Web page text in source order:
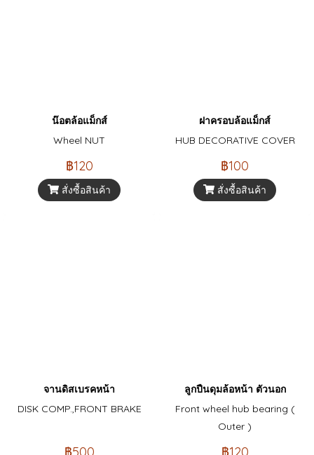
น๊อตล้อแม็กส์
Wheel NUT
฿120
สั่งซื้อสินค้า
ฝาครอบล้อแม็กส์
HUB DECORATIVE COVER
฿100
สั่งซื้อสินค้า
จานดิสเบรคหน้า
DISK COMP.,FRONT BRAKE
฿500
ลูกปืนดุมล้อหน้า ตัวนอก
Front wheel hub bearing (
Outer )
฿120